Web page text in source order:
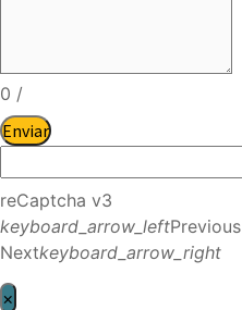
0 /
Enviar
reCaptcha v3
keyboard_arrow_leftPrevious
Nextkeyboard_arrow_right
×